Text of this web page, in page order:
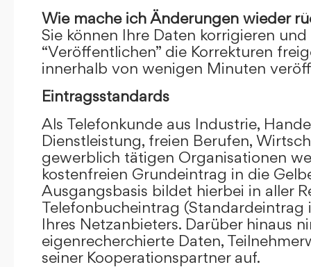
Wie mache ich Änderungen wieder
Sie können Ihre Daten korrigieren
“Veröffentlichen” die Korrekturen
innerhalb von wenigen Minuten
Eintragsstandards
Als Telefonkunde aus Industrie,
Dienstleistung, freien Berufen,
gewerblich tätigen Organisationen
kostenfreien Grundeintrag in die
Ausgangsbasis bildet hierbei in aller
Telefonbucheintrag (Standardeintrag
Ihres Netzanbieters. Darüber hinaus
eigenrecherchierte Daten,
seiner Kooperationspartner auf.